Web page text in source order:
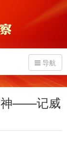
导航
神——记威